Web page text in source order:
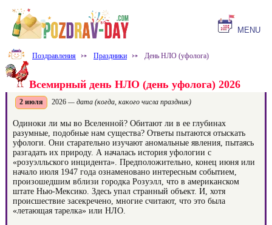
MENU
Поздравления ⤐ Праздники ⤐ День НЛО (уфолога)
Всемирный день НЛО (день уфолога) 2026
2 июля 2026 — дата (когда, какого числа праздник)
Одиноки ли мы во Вселенной? Обитают ли в ее глубинах
разумные, подобные нам существа? Ответы пытаются отыскать
уфологи. Они старательно изучают аномальные явления, пытаясь
разгадать их природу. А началась история уфологии с
«розуэлльского инцидента». Предположительно, конец июня или
начало июля 1947 года ознаменовано интересным событием,
произошедшим вблизи городка Розуэлл, что в американском
штате Нью-Мексико. Здесь упал странный объект. И, хотя
происшествие засекречено, многие считают, что это была
«летающая тарелка» или НЛО.